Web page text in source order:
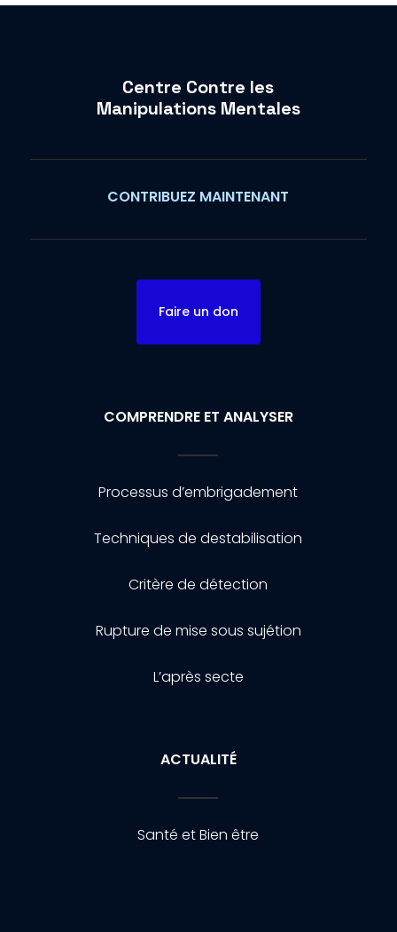
Centre Contre les
Manipulations Mentales
CONTRIBUEZ MAINTENANT
Faire un don
COMPRENDRE ET ANALYSER
Processus d’embrigadement
Techniques de destabilisation
Critère de détection
Rupture de mise sous sujétion
L’après secte
ACTUALITÉ
Santé et Bien être